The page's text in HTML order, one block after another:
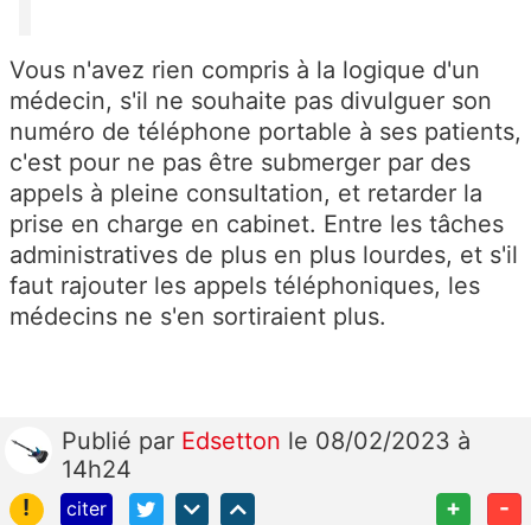
Vous n'avez rien compris à la logique d'un
médecin, s'il ne souhaite pas divulguer son
numéro de téléphone portable à ses patients,
c'est pour ne pas être submerger par des
appels à pleine consultation, et retarder la
prise en charge en cabinet. Entre les tâches
administratives de plus en plus lourdes, et s'il
faut rajouter les appels téléphoniques, les
médecins ne s'en sortiraient plus.
Publié par Edsetton le 08/02/2023 à
14h24
!
citer + -